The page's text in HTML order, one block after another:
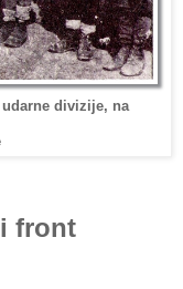
divizije, na
front